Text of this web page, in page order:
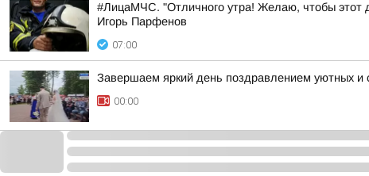
#ЛицаМЧС. "Отличного утра! Желаю, чтобы этот
Игорь Парфенов
07:00
Завершаем яркий день поздравлением уютных и
00:00